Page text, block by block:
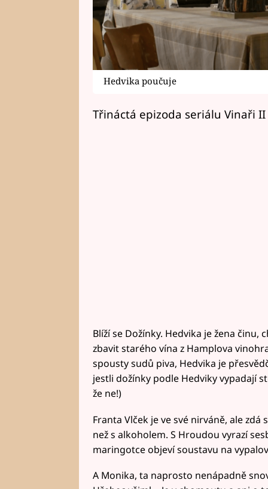
Hedvika poučuje
Třináctá epizoda seriálu Vinaři
Blíží se Dožínky. Hedvika je žena
zbavit starého vína z Hamplova
spousty sudů piva, Hedvika je
jestli dožínky podle Hedviky vypadají
že ne!)
Franta Vlček je ve své nirváně, ale zdá
než s alkoholem. S Hroudou vyrazí
maringotce objeví soustavu na
A Monika, ta naprosto nenápadně